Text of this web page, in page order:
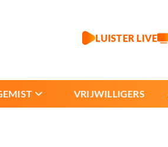
LUISTER LIVE
VRIJWILLIGERS